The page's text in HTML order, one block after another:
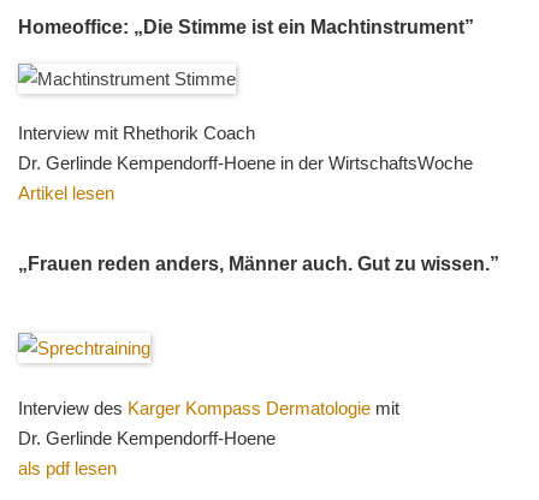
Homeoffice: „Die Stimme ist ein Machtinstrument”
Interview mit Rhethorik Coach
Dr. Gerlinde Kempendorff-Hoene in der WirtschaftsWoche
Artikel lesen
„Frauen reden anders, Männer auch. Gut zu wissen.”
Interview des Karger Kompass Dermatologie mit
Dr. Gerlinde Kempendorff-Hoene
als pdf lesen